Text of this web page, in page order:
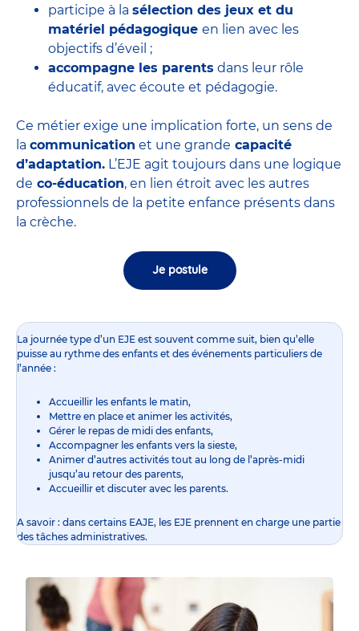
participe à la sélection des jeux et du
matériel pédagogique en lien avec les
objectifs d’éveil ;
accompagne les parents dans leur rôle
éducatif, avec écoute et pédagogie.
Ce métier exige une implication forte, un sens de
la communication et une grande capacité
d’adaptation. L’EJE agit toujours dans une logique
de co-éducation, en lien étroit avec les autres
professionnels de la petite enfance présents dans
la crèche.
Je postule
La journée type d’un EJE est souvent comme suit, bien qu’elle
puisse au rythme des enfants et des événements particuliers de
l’année :
Accueillir les enfants le matin,
Mettre en place et animer les activités,
Gérer le repas de midi des enfants,
Accompagner les enfants vers la sieste,
Animer d’autres activités tout au long de l’après-midi
jusqu’au retour des parents,
Accueillir et discuter avec les parents.
A savoir : dans certains EAJE, les EJE prennent en charge une partie
des tâches administratives.